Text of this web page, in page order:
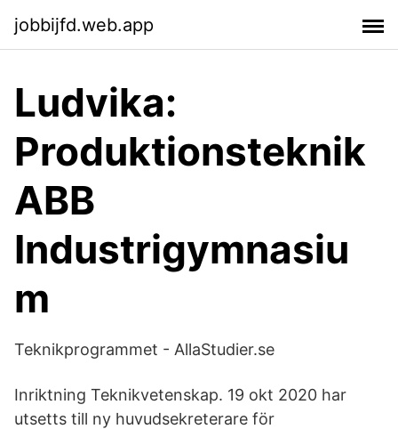
jobbijfd.web.app
Ludvika:
Produktionsteknik
ABB
Industrigymnasiu
m
Teknikprogrammet - AllaStudier.se
Inriktning Teknikvetenskap. 19 okt 2020 har
utsetts till ny huvudsekreterare för